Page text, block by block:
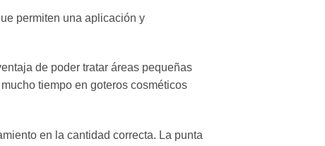
permiten una aplicación y
de poder tratar áreas pequeñas
tiempo en goteros cosméticos
en la cantidad correcta. La punta